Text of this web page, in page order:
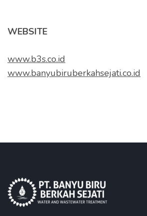
WEBSITE
www.b3s.co.id
www.banyubiruberkahsejati.co.id